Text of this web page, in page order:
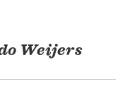
Weijers